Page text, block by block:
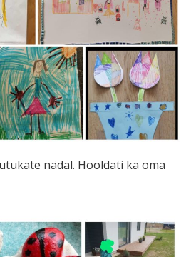
nädal. Hooldati ka oma